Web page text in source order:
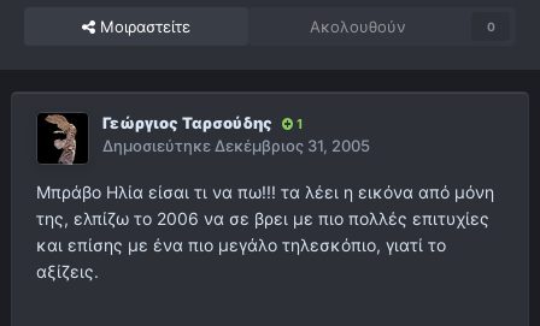
Μοιραστείτε Ακολουθούν 0
Γεώργιος Ταρσούδης 1
ΔημοσιεύτηκεΔεκέμβριος 31, 2005
Μπράβο Ηλία είσαι τι να πω!!! τα λέει η εικόνα από μόνη
της, ελπίζω το 2006 να σε βρει με πιο πολλές επιτυχίες
και επίσης με ένα πιο μεγάλο τηλεσκόπιο, γιατί το
αξίζεις.